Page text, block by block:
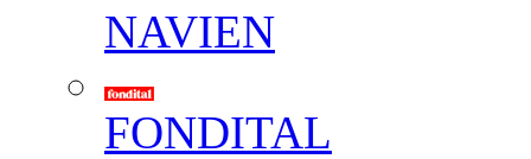
NAVIEN
FONDITAL